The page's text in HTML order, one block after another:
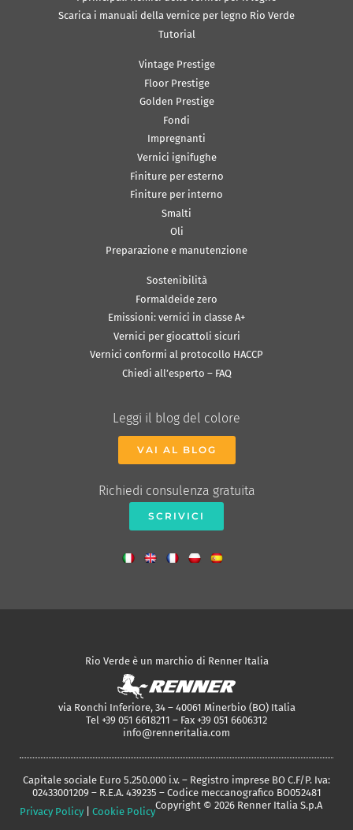
Scarica i manuali della vernice per legno Rio Verde
Tutorial
Vintage Prestige
Floor Prestige
Golden Prestige
Fondi
Impregnanti
Vernici ignifughe
Finiture per esterno
Finiture per interno
Smalti
Oli
Preparazione e manutenzione
Sostenibilità
Formaldeide zero
Emissioni: vernici in classe A+
Vernici per giocattoli sicuri
Vernici conformi al protocollo HACCP
Chiedi all’esperto – FAQ
Leggi il blog del colore
VAI AL BLOG
Richiedi consulenza gratuita
SCRIVICI
Rio Verde è un marchio di Renner Italia
via Ronchi Inferiore, 34 – 40061 Minerbio (BO) Italia
Tel +39 051 6618211 – Fax +39 051 6606312
info@renneritalia.com
Capitale sociale Euro 5.250.000 i.v. – Registro imprese BO C.F/P. Iva:
02433001209 – R.E.A. 439235 – Codice meccanografico BO052481
Privacy Policy
Cookie Policy
Copyright © 2026 Renner Italia S.p.A